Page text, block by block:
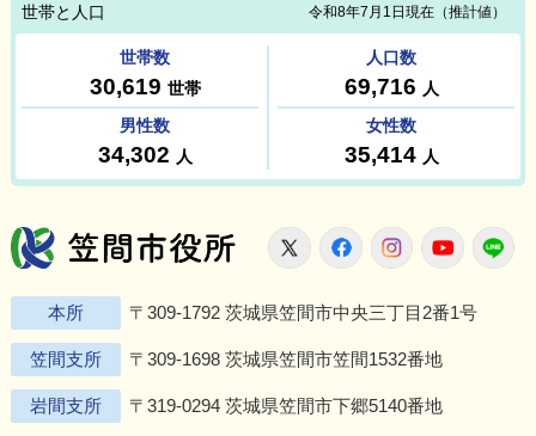
笠間市役所
X FacebookInstagram
本所 〒309-1792 茨城県笠間市中央三丁目2番1号
笠間支所 〒309-1698 茨城県笠間市笠間1532番地
岩間支所 〒319-0294 茨城県笠間市下郷5140番地